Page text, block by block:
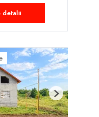
detalii
Next